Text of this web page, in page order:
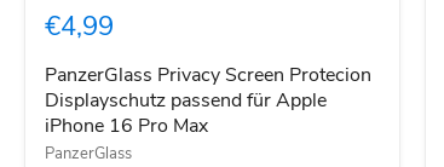
Displayschutz
für
Apple
iPhone
16
Pro
€4,99
PanzerGlass Privacy Screen Protecion
Displayschutz passend für Apple
iPhone 16 Pro Max
PanzerGlass